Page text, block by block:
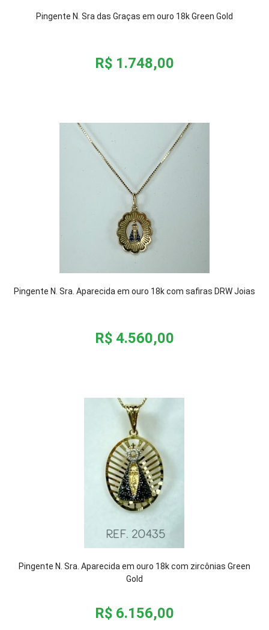
Pingente N. Sra das Graças em ouro 18k Green Gold
R$ 1.748,00
Pingente N. Sra. Aparecida em ouro 18k com safiras DRW Joias
R$ 4.560,00
Pingente N. Sra. Aparecida em ouro 18k com zircônias Green
Gold
R$ 6.156,00